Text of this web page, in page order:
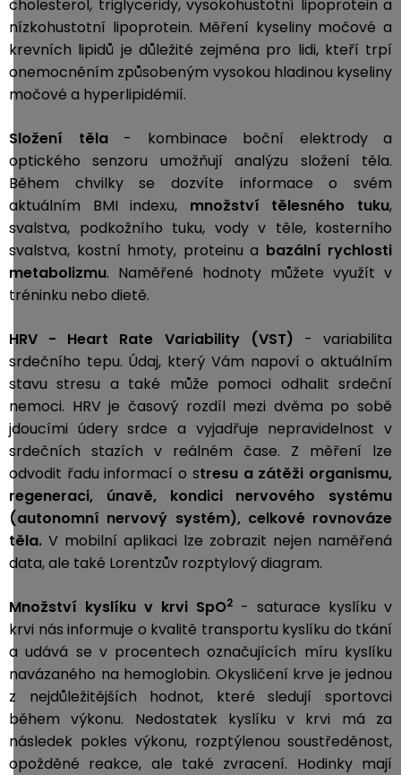
cholesterol, triglyceridy, vysokohustotní lipoprotein a
nízkohustotní lipoprotein. Měření kyseliny močové a
krevních lipidů je důležité zejména pro lidi, kteří trpí
onemocněním způsobeným vysokou hladinou kyseliny
močové a hyperlipidémií.
Složení těla- kombinace boční elektrody a
optického senzoru umožňují analýzu složení těla.
Během chvilky se dozvíte informace o svém
aktuálním BMI indexu, množství tělesného tuku,
svalstva, podkožního tuku, vody v těle, kosterního
svalstva, kostní hmoty, proteinu a bazální rychlosti
metabolizmu. Naměřené hodnoty můžete využít v
tréninku nebo dietě.
HRV - Heart Rate Variability (VST) - variabilita
srdečního tepu. Údaj, který Vám napoví o aktuálním
stavu stresu a také může pomoci odhalit srdeční
nemoci. HRV je časový rozdíl mezi dvěma po sobě
jdoucími údery srdce a vyjadřuje nepravidelnost v
srdečních stazích v reálném čase. Z měření lze
odvodit řadu informací o stresu a zátěži organismu,
regeneraci, únavě, kondici nervového systému
(autonomní nervový systém), celkové rovnováze
těla. V mobilní aplikaci lze zobrazit nejen naměřená
data, ale také Lorentzův rozptylový diagram.
Množství kyslíku v krvi SpO2 - saturace kyslíku v
krvi nás informuje o kvalitě transportu kyslíku do tkání
a udává se v procentech označujících míru kyslíku
navázaného na hemoglobin. Okysličení krve je jednou
z nejdůležitějších hodnot, které sledují sportovci
během výkonu. Nedostatek kyslíku v krvi má za
následek pokles výkonu, rozptýlenou soustředěnost,
opožděné reakce, ale také zvracení. Hodinkymají